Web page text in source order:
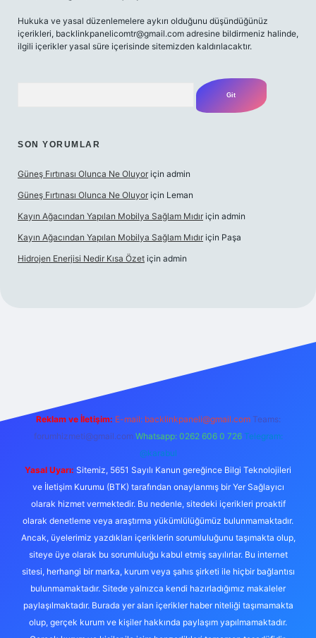
Hukuka ve yasal düzenlemelere aykırı olduğunu düşündüğünüz
içerikleri, backlinkpanelicomtr@gmail.com adresine bildirmeniz halinde,
ilgili içerikler yasal süre içerisinde sitemizden kaldırılacaktır.
SON YORUMLAR
Güneş Fırtınası Olunca Ne Oluyor için admin
Güneş Fırtınası Olunca Ne Oluyor için Leman
Kayın Ağacından Yapılan Mobilya Sağlam Mıdır için admin
Kayın Ağacından Yapılan Mobilya Sağlam Mıdır için Paşa
Hidrojen Enerjisi Nedir Kısa Özet için admin
https://
Reklam ve İletişim: E-mail: backlinkpaneli@gmail.com Teams:
forumhizmeti@gmail.com Whatsapp: 0262 606 0 726 Telegram:
@karabul
Yasal Uyarı: Sitemiz, 5651 Sayılı Kanun gereğince Bilgi Teknolojileri
ve İletişim Kurumu (BTK) tarafından onaylanmış bir Yer Sağlayıcı
olarak hizmet vermektedir. Bu nedenle, sitedeki içerikleri proaktif
olarak denetleme veya araştırma yükümlülüğümüz bulunmamaktadır.
Ancak, üyelerimiz yazdıkları içeriklerin sorumluluğunu taşımakta olup,
siteye üye olarak bu sorumluluğu kabul etmiş sayılırlar. Bu internet
sitesi, herhangi bir marka, kurum veya şahıs şirketi ile hiçbir bağlantısı
bulunmamaktadır. Sitede yalnızca kendi hazırladığımız makaleler
paylaşılmaktadır. Burada yer alan içerikler haber niteliği taşımamakta
olup, gerçek kurum ve kişiler hakkında paylaşım yapılmamaktadır.